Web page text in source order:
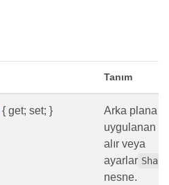
Tanım
{ get; set; }
Arka plana
uygulanan
alır veya
ayarlar
nesne.